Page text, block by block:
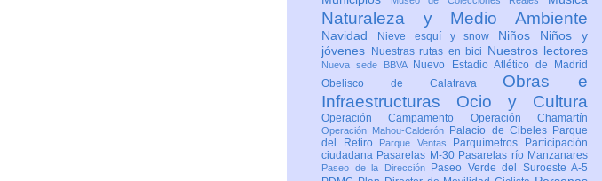
Naturaleza y Medio Ambiente
Navidad Nieve esquí y snow Niños Niños y
jóvenes
Nuestras rutas en bici Nuestros lectores
Nueva sede BBVA
Nuevo Estadio Atlético de Madrid
Obelisco de Calatrava Obras e
Infraestructuras Ocio y Cultura
Operación Campamento Operación Chamartín
Operación Mahou-Calderón Palacio de Cibeles Parque
del Retiro
Parque Ventas Parquímetros
Participación
ciudadana Pasarelas M-30 Pasarelas río Manzanares
Paseo de la Dirección
Paseo Verde del Suroeste A-5